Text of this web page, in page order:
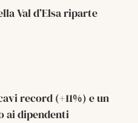
Val d’Elsa riparte
record (+11%) e un
ai dipendenti